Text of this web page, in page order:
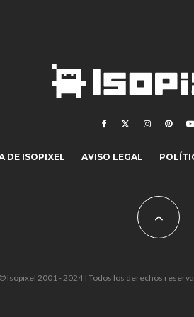
DE ISOPIXEL AVISO LEGAL
© Isopixel 2001 - 2024 | Todos los derechos